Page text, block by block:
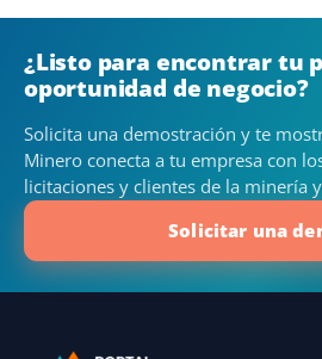
¿Listo para encontrar tu
oportunidad de negocio?
Solicita una demostración y te
Minero conecta a tu empresa con
licitaciones y clientes de la minería
Solicitar una